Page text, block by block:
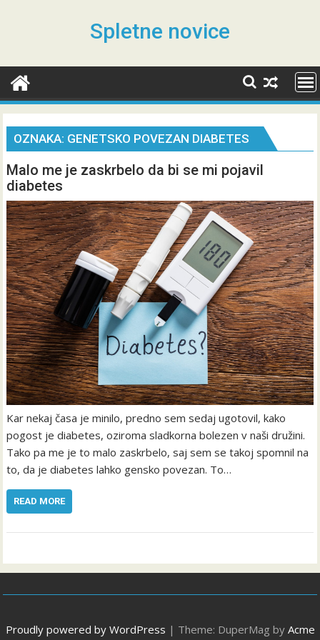
Spletne novice
OZNAKA: GENETSKO POVEZAN DIABETES
Malo me je zaskrbelo da bi se mi pojavil
diabetes
Kar nekaj časa je minilo, predno sem sedaj ugotovil, kako
pogost je diabetes, oziroma sladkorna bolezen v naši družini.
Tako pa me je to malo zaskrbelo, saj sem se takoj spomnil na
to, da je diabetes lahko gensko povezan. To…
READ MORE
Proudly powered by WordPress | Theme: DuperMag by Acme